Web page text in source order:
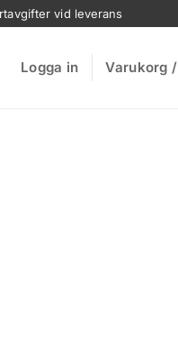
vid leverans
Logga in Varukorg /